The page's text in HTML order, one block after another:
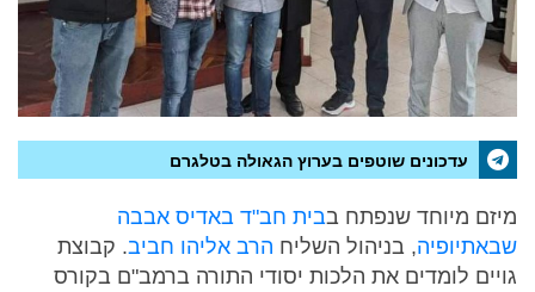
עדכונים שוטפים בערוץ הגאולה בטלגרם
מיזם מיוחד שנפתח בבית חב"ד באדיס אבבה
שבאתיופיה, בניהול השליח הרב אליהו חביב. קבוצת
גויים לומדים את הלכות יסודי התורה ברמב"ם בקורס